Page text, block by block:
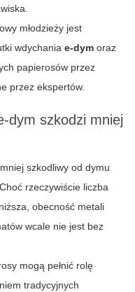
młodzieży jest
wdychania e-dym oraz
papierosów przez
przez ekspertów.
dym szkodzi mniej
szkodliwy od dymu
rzeczywiście liczba
obecność metali
wcale nie jest bez
mogą pełnić rolę
tradycyjnych